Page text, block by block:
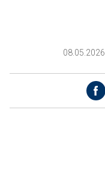
08.05.2026